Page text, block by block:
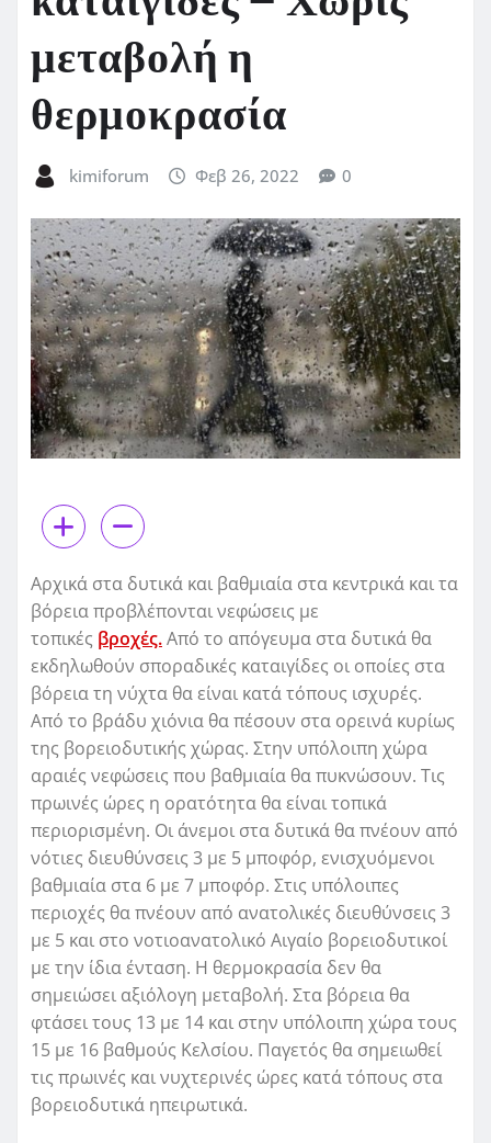
μεταβολή η
θερμοκρασία
kimiforum Φεβ 26, 2022 0
Αρχικά στα δυτικά και βαθμιαία στα κεντρικά και τα
βόρεια προβλέπονται νεφώσεις με
τοπικές βροχές.Από το απόγευμα στα δυτικά θα
εκδηλωθούν σποραδικές καταιγίδες οι οποίες στα
βόρεια τη νύχτα θα είναι κατά τόπους ισχυρές.
Από το βράδυ χιόνια θα πέσουν στα ορεινά κυρίως
της βορειοδυτικής χώρας. Στην υπόλοιπη χώρα
αραιές νεφώσεις που βαθμιαία θα πυκνώσουν. Τις
πρωινές ώρες η ορατότητα θα είναι τοπικά
περιορισμένη. Οι άνεμοι στα δυτικά θα πνέουν από
νότιες διευθύνσεις 3 με 5 μποφόρ, ενισχυόμενοι
βαθμιαία στα 6 με 7 μποφόρ. Στις υπόλοιπες
περιοχές θα πνέουν από ανατολικές διευθύνσεις 3
με 5 και στο νοτιοανατολικό Αιγαίο βορειοδυτικοί
με την ίδια ένταση. Η θερμοκρασία δεν θα
σημειώσει αξιόλογη μεταβολή. Στα βόρεια θα
φτάσει τους 13 με 14 και στην υπόλοιπη χώρα τους
15 με 16 βαθμούς Κελσίου. Παγετός θα σημειωθεί
τις πρωινές και νυχτερινές ώρες κατά τόπους στα
βορειοδυτικά ηπειρωτικά.